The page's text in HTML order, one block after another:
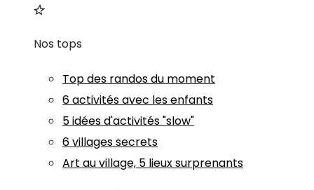
Nos tops
Top des randos du moment
6 activités avec les enfants
5 idées d'activités "slow"
6 villages secrets
Art au village, 5 lieux surprenants